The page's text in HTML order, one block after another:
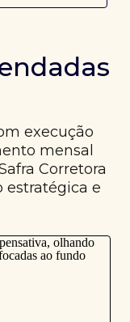
execução
mensal
Corretora
estratégica e